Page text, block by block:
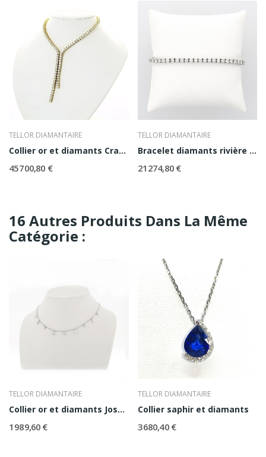
TELLOR DIAMANTAIRE
Collier or et diamants Cravate
45 700,80 €
TELLOR DIAMANTAIRE
Bracelet diamants rivière Maeva
21 274,80 €
16 Autres Produits Dans La Même
Catégorie :
TELLOR DIAMANTAIRE
Collier or et diamants Joséphine
1 989,60 €
TELLOR DIAMANTAIRE
Collier saphir et diamants
3 680,40 €